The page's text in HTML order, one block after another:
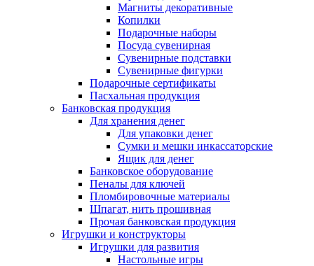
Магниты декоративные
Копилки
Подарочные наборы
Посуда сувенирная
Сувенирные подставки
Сувенирные фигурки
Подарочные сертификаты
Пасхальная продукция
Банковская продукция
Для хранения денег
Для упаковки денег
Сумки и мешки инкассаторские
Ящик для денег
Банковское оборудование
Пеналы для ключей
Пломбировочные материалы
Шпагат, нить прошивная
Прочая банковская продукция
Игрушки и конструкторы
Игрушки для развития
Настольные игры